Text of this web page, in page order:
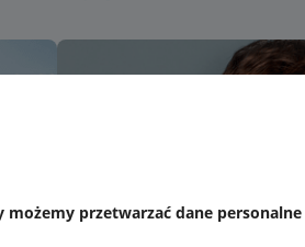
możemy przetwarzać dane